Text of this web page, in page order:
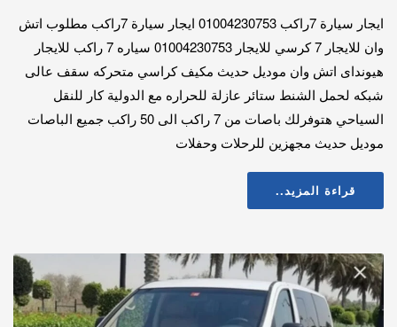
ايجار سيارة 7راكب 01004230753 ايجار سيارة 7راكب مطلوب اتش
وان للايجار 7 كرسي للايجار 01004230753 سياره 7 راكب للايجار
هيونداى اتش وان موديل حديث مكيف كراسي متحركه سقف عالى
شبكه لحمل الشنط ستائر عازلة للحراره مع الدولية كار للنقل
السياحي هتوفرلك باصات من 7 راكب الى 50 راكب جميع الباصات
موديل حديث مجهزين للرحلات وحفلات
قراءة المزيد..